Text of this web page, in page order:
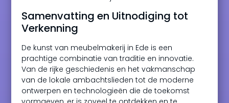
Samenvatting en Uitnodiging tot
Verkenning
De kunst van meubelmakerij in Ede is een
prachtige combinatie van traditie en innovatie.
Van de rijke geschiedenis en het vakmanschap
van de lokale ambachtslieden tot de moderne
ontwerpen en technologieën die de toekomst